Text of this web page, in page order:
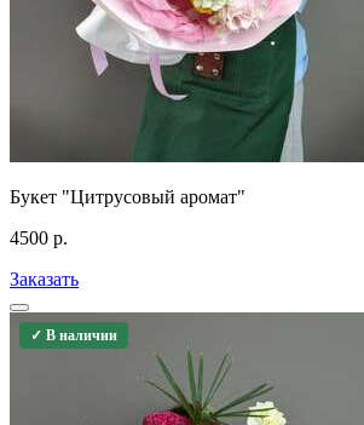
Букет "Цитрусовый аромат"
4500 р.
Заказать
✓ В наличии